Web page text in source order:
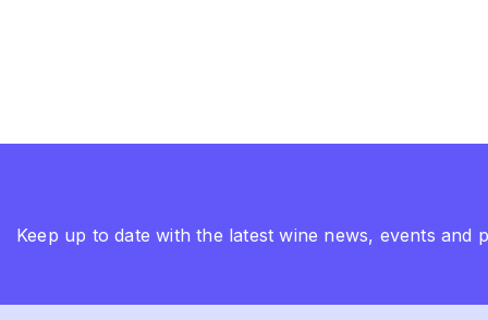
Keep up to date with the latest wine news, events and